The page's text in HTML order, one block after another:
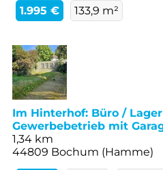
1.995 € 133,9 m²
Im Hinterhof: Büro /
Gewerbebetrieb mit
1,34 km
44809 Bochum (Hamme)